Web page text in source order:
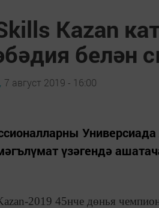
Kazan
белән
7 август 2019 - 16:00
үзәгендә
2019 45нче дөнья